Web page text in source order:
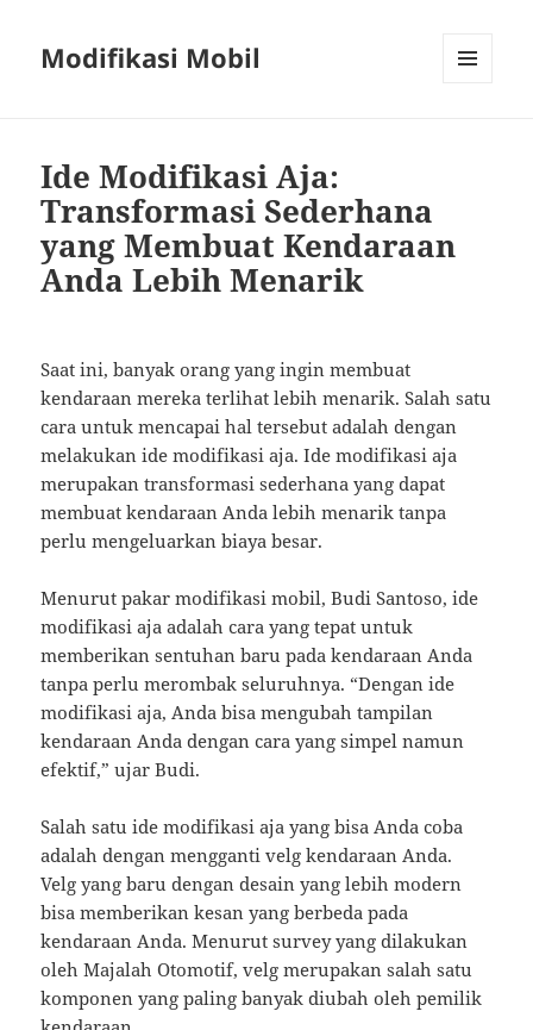
Modifikasi Mobil
Ide Modifikasi Aja:
Transformasi Sederhana
yang Membuat Kendaraan
Anda Lebih Menarik
Saat ini, banyak orang yang ingin membuat
kendaraan mereka terlihat lebih menarik. Salah satu
cara untuk mencapai hal tersebut adalah dengan
melakukan ide modifikasi aja. Ide modifikasi aja
merupakan transformasi sederhana yang dapat
membuat kendaraan Anda lebih menarik tanpa
perlu mengeluarkan biaya besar.
Menurut pakar modifikasi mobil, Budi Santoso, ide
modifikasi aja adalah cara yang tepat untuk
memberikan sentuhan baru pada kendaraan Anda
tanpa perlu merombak seluruhnya. “Dengan ide
modifikasi aja, Anda bisa mengubah tampilan
kendaraan Anda dengan cara yang simpel namun
efektif,” ujar Budi.
Salah satu ide modifikasi aja yang bisa Anda coba
adalah dengan mengganti velg kendaraan Anda.
Velg yang baru dengan desain yang lebih modern
bisa memberikan kesan yang berbeda pada
kendaraan Anda. Menurut survey yang dilakukan
oleh Majalah Otomotif, velg merupakan salah satu
komponen yang paling banyak diubah oleh pemilik